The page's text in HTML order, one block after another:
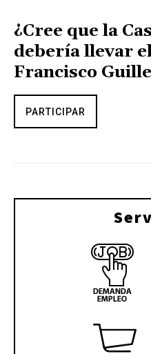
¿Cree que la
debería llevar
Francisco
PARTICIPAR